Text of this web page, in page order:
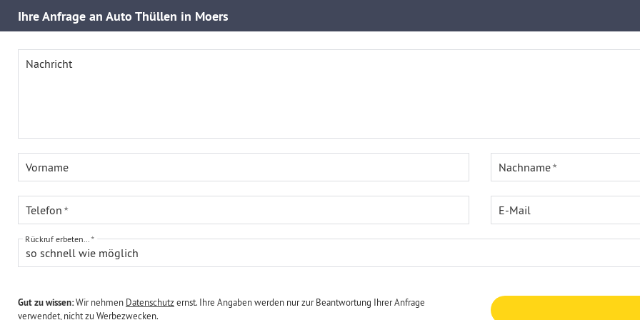
IhreAnfrage an Auto Thüllen in Moers
Nachricht
Vorname Nachname
Telefon E-Mail
so schnell wie möglich
Rückruf erbeten...
Gut zu wissen:Wir nehmen Datenschutzernst. Ihre Angaben werden nur zur Beantwortung Ihrer Anfrage
verwendet, nicht zu Werbezwecken.